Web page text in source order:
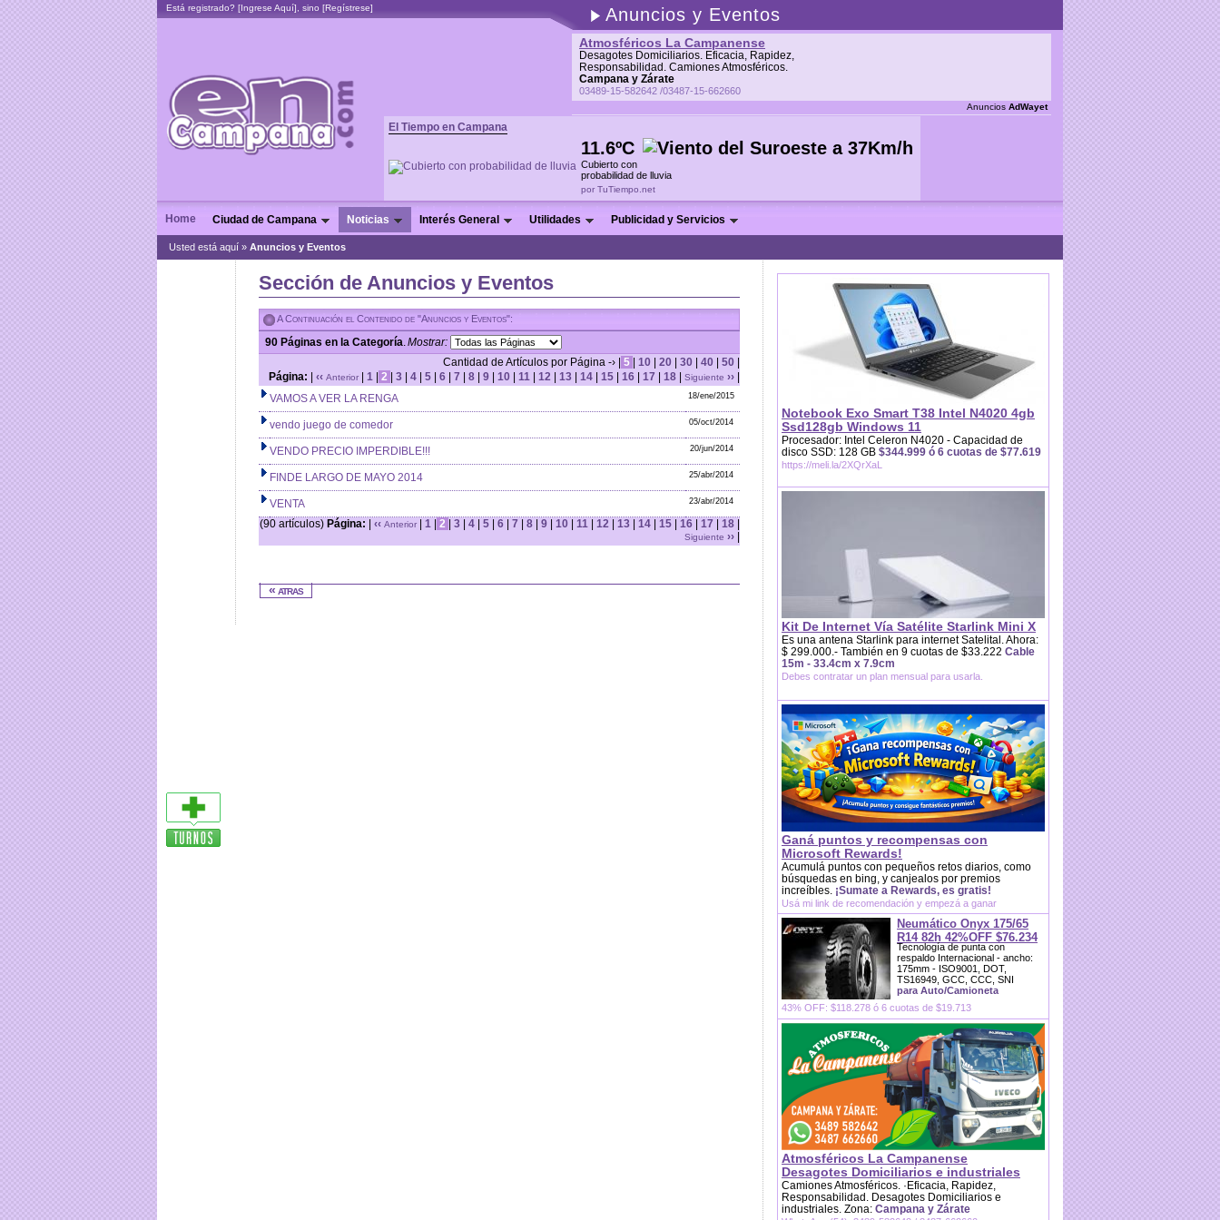
Está registrado? [Ingrese Aquí], sino [Regístrese] Anuncios y Eventos
Atmosféricos La Campanense
Desagotes Domiciliarios. Eficacia, Rapidez,
Responsabilidad. Camiones Atmosféricos.
Campana y Zárate
03489-15-582642 /03487-15-662660
Anuncios AdWayet
El Tiempo en Campana
11.6ºC
Cubierto con
probabilidad de lluvia
por TuTiempo.net
Home Ciudad de Campana Noticias Interés General Utilidades Publicidad y Servicios
Usted está aquí » Anuncios y Eventos
Sección de Anuncios y Eventos
A Continuación el Contenido de "Anuncios y Eventos":
90 Páginas en la Categoría Mostrar:
Cantidad de Artículos por Página -› | 5 | 10 | 20 | 30 | 40 | 50 |
Página: | ‹‹ Anterior | 1 | 2 | 3 | 4 | 5 | 6 | 7 | 8 | 9 | 10 | 11 | 12 | 13 | 14 | 15 | 16 | 17 | 18 | Siguiente ›› |
VAMOS A VER LA RENGA
18/ene/2015
vendo juego de comedor 05/oct/2014
VENDO PRECIO IMPERDIBLE!!! 20/jun/2014
FINDE LARGO DE MAYO 2014 25/abr/2014
VENTA 23/abr/2014
(90 artículos) Página: | ‹‹ Anterior | 1 | 2 | 3 | 4 | 5 | 6 | 7 | 8 | 9 | 10 | 11 | 12 | 13 | 14 | 15 | 16 | 17 | 18 |
Siguiente ›› |
« atras
Notebook Exo Smart T38 Intel N4020 4gb
Ssd128gb Windows 11
Procesador: Intel Celeron N4020 - Capacidad de
disco SSD: 128 GB $344.999 ó 6 cuotas de $77.619
https://meli.la/2XQrXaL
Kit De Internet Vía Satélite Starlink Mini X
Es una antena Starlink para internet Satelital. Ahora:
$ 299.000.- También en 9 cuotas de $33.222 Cable
15m - 33.4cm x 7.9cm
Debes contratar un plan mensual para usarla.
Ganá puntos y recompensas con
Microsoft Rewards!
Acumulá puntos con pequeños retos diarios, como
búsquedas en bing, y canjealos por premios
increíbles. ¡Sumate a Rewards, es gratis!
Usá mi link de recomendación y empezá a ganar
Neumático Onyx 175/65
R14 82h 42%OFF $76.234
Tecnología de punta con
respaldo Internacional - ancho:
175mm - ISO9001, DOT,
TS16949, GCC, CCC, SNI
para Auto/Camioneta
43% OFF: $118.278 ó 6 cuotas de $19.713
Atmosféricos La Campanense
Desagotes Domiciliarios e industriales
Camiones Atmosféricos. ·Eficacia, Rapidez,
Responsabilidad. Desagotes Domiciliarios e
industriales. Zona: Campana y Zárate